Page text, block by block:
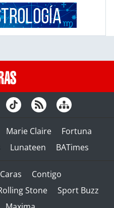
Marie Claire
Fortuna
Lunateen BATimes
Caras
Contigo
Stone
Sport Buzz